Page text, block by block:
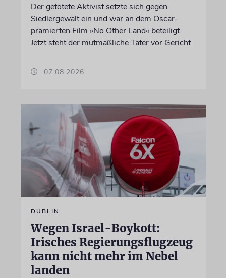
Der getötete Aktivist setzte sich gegen
Siedlergewalt ein und war an dem Oscar-
prämierten Film »No Other Land« beteiligt.
Jetzt steht der mutmaßliche Täter vor Gericht
07.08.2026
DUBLIN
Wegen Israel-Boykott:
Irisches Regierungsflugzeug
kann nicht mehr im Nebel
landen